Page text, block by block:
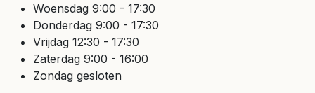
Woensdag 9:00 - 17:30
Donderdag 9:00 - 17:30
Vrijdag 12:30 - 17:30
Zaterdag 9:00 - 16:00
Zondag gesloten